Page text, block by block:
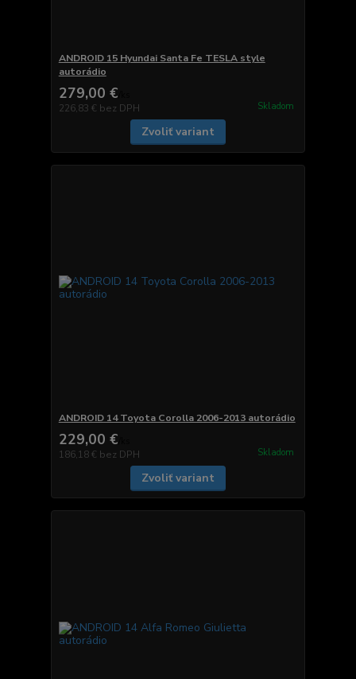
ANDROID 15 Hyundai Santa Fe TESLA style
autorádio
279,00 €
226,83 € bez DPH Skladom
Zvoliť variant
ANDROID 14 Toyota Corolla 2006-2013 autorádio
229,00 €
186,18 € bez DPH Skladom
Zvoliť variant